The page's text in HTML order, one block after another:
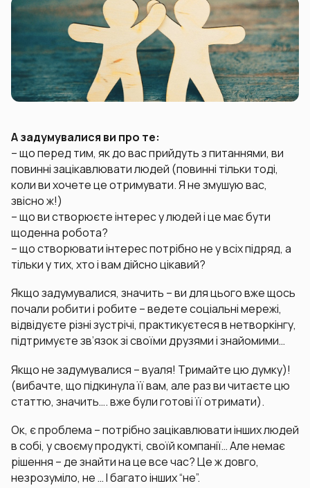
А задумувалися ви про те:
– що перед тим, як до вас прийдуть з питаннями, ви
повинні зацікавлювати людей (повинні тільки тоді,
коли ви хочете це отримувати. Я не змушую вас,
звісно ж!)
– що ви створюєте інтерес у людей і це має бути
щоденна робота?
– що створювати інтерес потрібно не у всіх підряд, а
тільки у тих, хто і вам дійсно цікавий?
Якщо задумувалися, значить – ви для цього вже щось
почали робити і робите – ведете соціальні мережі,
відвідуєте різні зустрічі, практикуєтеся в нетворкінгу,
підтримуєте зв’язок зі своїми друзями і знайомими…
Якщо не задумувалися – вуаля! Тримайте цю думку)!
(вибачте, що підкинула її вам, але раз ви читаєте цю
статтю, значить…. вже були готові її отримати).
Ок, є проблема – потрібно зацікавлювати інших людей
в собі, у своєму продукті, своїй компанії… Але немає
рішення – де знайти на це все час? Це ж довго,
незрозуміло, не … І багато інших “не”.